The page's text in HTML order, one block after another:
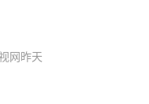
网昨天